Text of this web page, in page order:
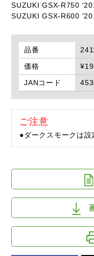
SUZUKI GSX-R750
SUZUKI GSX-R600
品番
価格
JANコード
ご注意
●ダークスモークは設